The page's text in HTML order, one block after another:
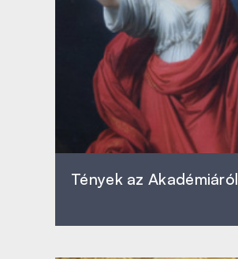
Tények az Akadémiáról